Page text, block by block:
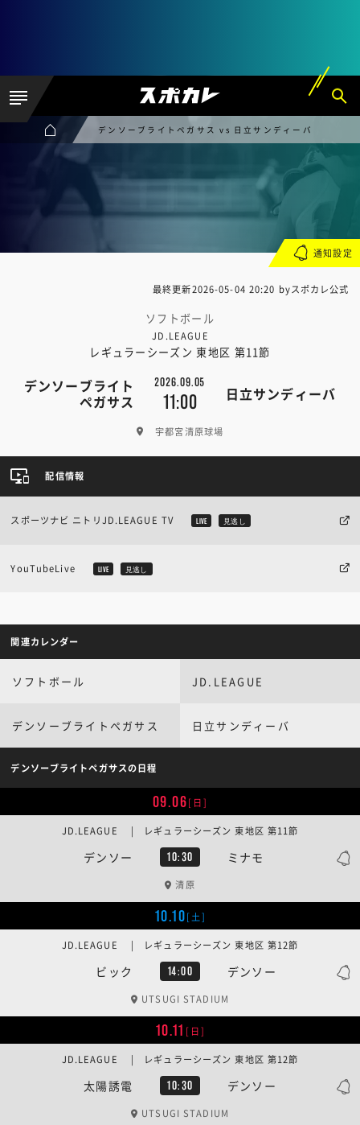
デンソーブライトペガサス vs 日立サンディーバ
最終更新2026-05-04 20:20 byスポカレ公式
ソフトボール
JD.LEAGUE
レギュラーシーズン 東地区 第11節
デンソーブライト
ペガサス
2026.09.05
11:00 日立サンディーバ
宇都宮清原球場
通知設定
配信情報
スポーツナビ ニトリJD.LEAGUE TV LIVE 見逃し
YouTubeLive LIVE 見逃し
関連カレンダー
ソフトボール JD.LEAGUE
デンソーブライトペガサス 日立サンディーバ
デンソーブライトペガサスの日程
09.06[日]
デンソー 10:30 ミナモ
JD.LEAGUE | レギュラーシーズン 東地区 第11節
清原
10.10[土]
ビック 14:00 デンソー
JD.LEAGUE | レギュラーシーズン 東地区 第12節
UTSUGI STADIUM
10.11 [日]
太陽誘電 10:30 デンソー
JD.LEAGUE | レギュラーシーズン 東地区 第12節
UTSUGI STADIUM